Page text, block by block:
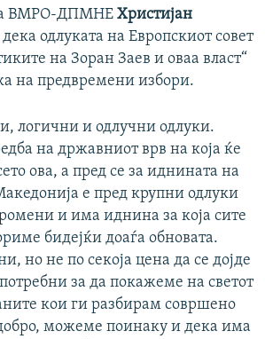
ВМРО-ДПМНЕ Христијан
одлуката на Европскиот совет
на Зоран Заев и оваа власт“
на предвремени избори.
логични и одлучни одлуки.
на државниот врв на која ќе
ова, а пред се за иднината на
е пред крупни одлуки
и има иднина за која сите
бидејќи доаѓа обновата.
но не по секоја цена да се дојде
за да покажеме на светот
кои ги разбирам совршено
можеме поинаку и дека има